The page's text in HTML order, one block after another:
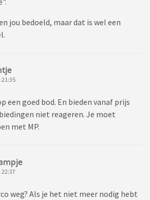
jou bedoeld, maar dat is wel een
21:35
een goed bod. En bieden vanaf prijs
niet reageren. Je moet
met MP.
22:37
weg? Als je het niet meer nodig hebt